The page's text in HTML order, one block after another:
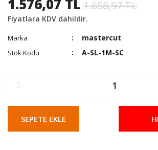
1.576,07 TL 1.658,97 TL
Fiyatlara KDV dahildir.
Marka mastercut
Stok Kodu A-SL-1M-SC
SEPETE EKLE